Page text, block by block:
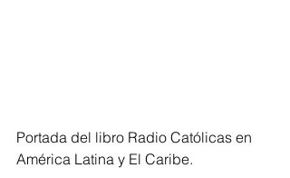
Portada del libro Radio Católicas en
América Latina y El Caribe.